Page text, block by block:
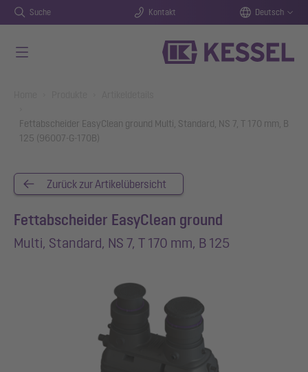
Suche Kontakt Deutsch
Fettabscheider EasyClean ground Multi, Standard, NS 7, T 170 mm, B
125 (96007-G-170B)
Zurück zur Artikelübersicht
Fettabscheider EasyClean ground
Multi, Standard, NS 7, T 170 mm, B 125